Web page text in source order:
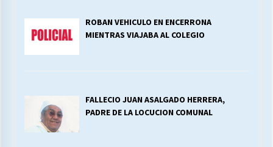
ROBAN VEHICULO EN ENCERRONA
MIENTRAS VIAJABA AL COLEGIO
FALLECIO JUAN ASALGADO HERRERA,
PADRE DE LA LOCUCION COMUNAL